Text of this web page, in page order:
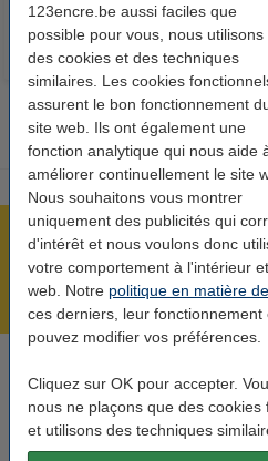
123encre.be aussi faciles que
possible pour vous, nous utilisons
des cookies et des techniques
similaires. Les cookies
assurent le bon fonctionnement
site web. Ils ont également une
fonction analytique qui nous aide
améliorer continuellement le site
Nous souhaitons vous montrer
uniquement des publicités qui
d'intérêt et nous voulons donc
votre comportement à l'intérieur
web. Notre politique en matière
ces derniers, leur
pouvez modifier vos préférences.
Cliquez sur OK pour accepter.
nous ne plaçons que des
et utilisons des techniques
Plus de 5 millions de clients !
Commandé avant 22h00, livré
Meilleur prix garanti !
Besoin d’aide ? Appelez-
Les jours ouvrés de 8h30 à